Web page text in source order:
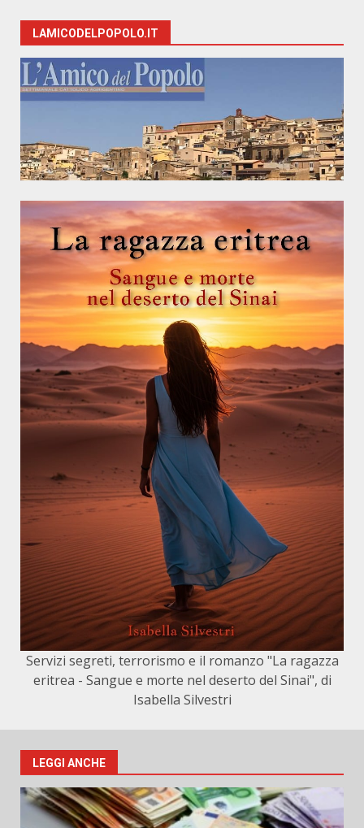
LAMICODELPOPOLO.IT
Servizi segreti, terrorismo e il romanzo "La ragazza
eritrea - Sangue e morte nel deserto del Sinai", di
Isabella Silvestri
LEGGI ANCHE